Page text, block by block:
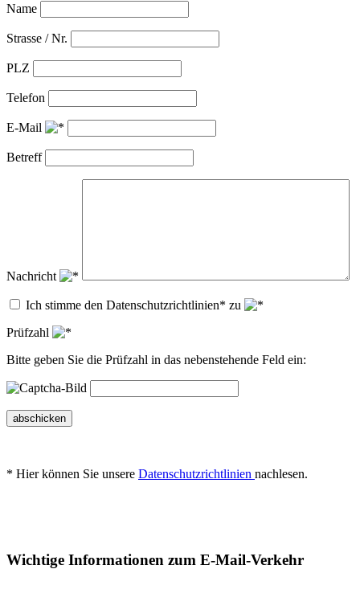
Name
Strasse / Nr.
PLZ
Telefon
E-Mail
Betreff
Nachricht
Ich stimme den Datenschutzrichtlinien* zu
Prüfzahl
Bitte geben Sie die Prüfzahl in das nebenstehende Feld ein:
abschicken
* Hier können Sie unsere Datenschutzrichtlinien nachlesen.
Wichtige Informationen zum E-Mail-Verkehr